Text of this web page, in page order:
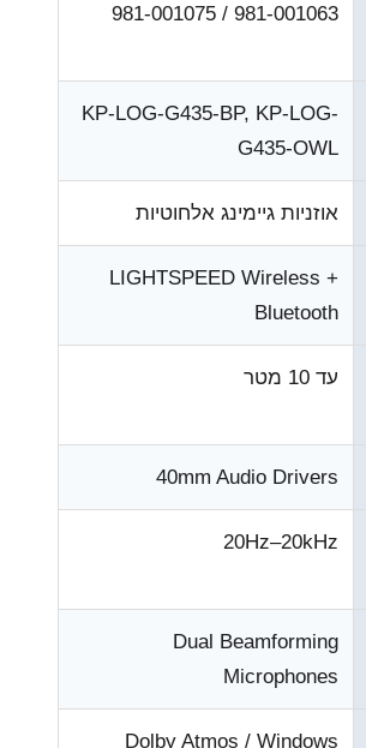
981-001063 / 981-001075
KP-LOG-G435-BP, KP-LOG-
G435-OWL
אוזניות גיימינג אלחוטיות
LIGHTSPEED Wireless +
Bluetooth
עד 10 מטר
40mm Audio Drivers
20Hz–20kHz
Dual Beamforming
Microphones
Dolby Atmos / Windows